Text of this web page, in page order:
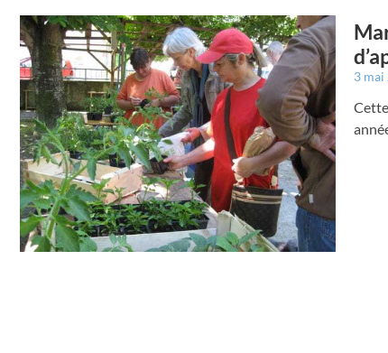
3 mai